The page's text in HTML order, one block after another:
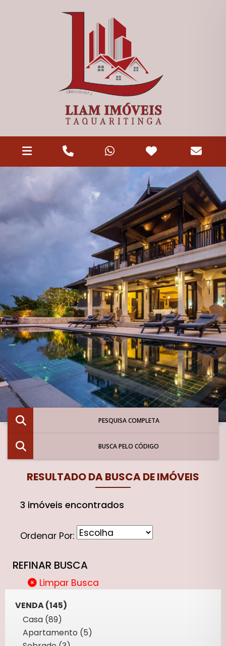
PESQUISA COMPLETA
BUSCA PELO CÓDIGO
RESULTADO DA BUSCA DE IMÓVEIS
3 imóveis encontrados
Ordenar Por:
REFINAR BUSCA
Limpar Busca
VENDA (145)
Casa (89)
Apartamento (5)